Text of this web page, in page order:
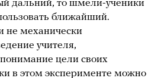
дальний, то шмели-ученики
ближайший.
не механически
учителя,
цели своих
в этом эксперименте можно